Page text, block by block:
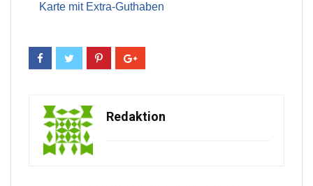
Karte mit Extra-Guthaben
Redaktion